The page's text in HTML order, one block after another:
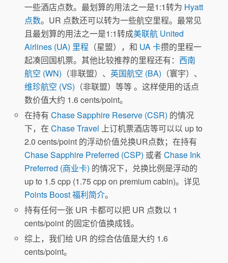
一些酒店点数。最划算的用法之一是1:1转为 Hyatt
点数。UR 点数还可以转为一些航空里程。最常见
且最划算的用法之一是1:1转成美联航 United
Airlines (UA) 里程 （星盟），和 UA 卡攒的里程一
起凑回国机票。其他比较推荐的里程还有： 西南
航空 (WN) （非联盟）、 英国航空 (BA) （寰宇）、
维珍航空 (VS) （非联盟）等等 。这样使用的话点
数价值大约 1.6 cents/point。
在持有Chase Sapphire Reserve (CSR) 的情况
下，在Chase Travel 上订机票酒店等可以以 up to
2.0 cents/point 的浮动价值兑换UR点数；在持有
Chase Sapphire Preferred (CSP) 或者Chase Ink
Preferred (商业卡) 的情况下，兑换比例是浮动的
up to 1.5 cpp (1.75 cpp on premium cabin)。详见
Points Boost 福利简介。
持有任何一张 UR 卡都可以把 UR 点数以 1
cents/point 的固定价值换成钱。
综上，我们给 UR 的综合估值是大约 1.6
cents/point。